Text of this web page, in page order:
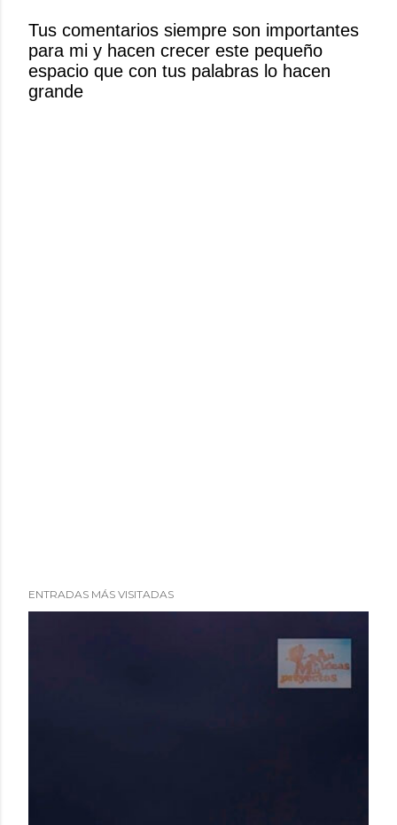
u
n
c
o
Tus comentarios siempre son importantes
para mi y hacen crecer este pequeño
espacio que con tus palabras lo hacen
grande
ENTRADAS MÁS VISITADAS